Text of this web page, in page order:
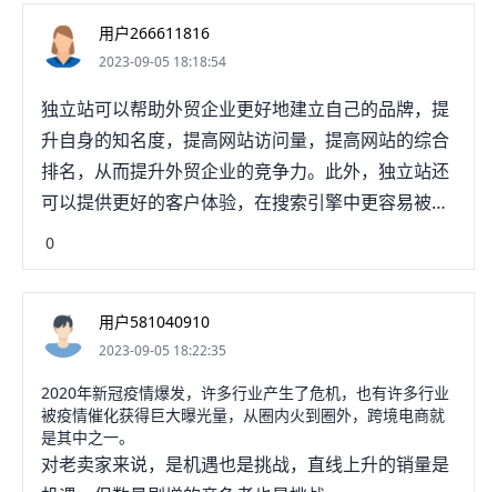
用户266611816
2023-09-05 18:18:54
独立站可以帮助外贸企业更好地建立自己的品牌，提
升自身的知名度，提高网站访问量，提高网站的综合
排名，从而提升外贸企业的竞争力。此外，独立站还
可以提供更好的客户体验，在搜索引擎中更容易被发
现，更容易被用户找到，更容易吸引潜在客户的注
意，从而提升外贸企业的销售量。
0
用户581040910
2023-09-05 18:22:35
2020年新冠疫情爆发，许多行业产生了危机，也有许多行业
被疫情催化获得巨大曝光量，从圈内火到圈外，跨境电商就
是其中之一。
对老卖家来说，是机遇也是挑战，直线上升的销量是